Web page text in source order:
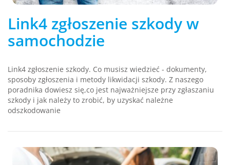
Link4 zgłoszenie szkody w
samochodzie
Link4 zgłoszenie szkody. Co musisz wiedzieć - dokumenty,
sposoby zgłoszenia i metody likwidacji szkody. Z naszego
poradnika dowiesz się,co jest najważniejsze przy zgłaszaniu
szkody i jak należy to zrobić, by uzyskać należne
odszkodowanie